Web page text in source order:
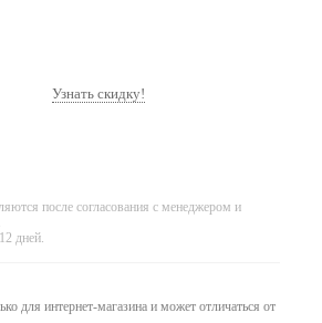
Узнать скидку!
после согласования с менеджером и
дней.
для интернет-магазина и может отличаться от